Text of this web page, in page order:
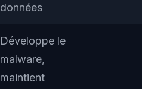
données
Développe le
malware,
maintient